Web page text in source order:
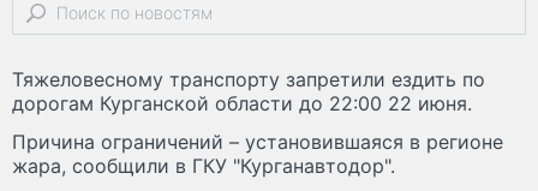
Тяжеловесному транспорту запретили ездить по
дорогам Курганской области до 22:00 22 июня.
Причина ограничений – установившаяся в регионе
жара, сообщили в ГКУ "Курганавтодор".